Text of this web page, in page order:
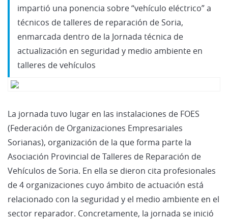
impartió una ponencia sobre “vehículo eléctrico” a
técnicos de talleres de reparación de Soria,
enmarcada dentro de la Jornada técnica de
actualización en seguridad y medio ambiente en
talleres de vehículos
La jornada tuvo lugar en las instalaciones de FOES
(Federación de Organizaciones Empresariales
Sorianas), organización de la que forma parte la
Asociación Provincial de Talleres de Reparación de
Vehículos de Soria. En ella se dieron cita profesionales
de 4 organizaciones cuyo ámbito de actuación está
relacionado con la seguridad y el medio ambiente en el
sector reparador. Concretamente, la jornada se inició